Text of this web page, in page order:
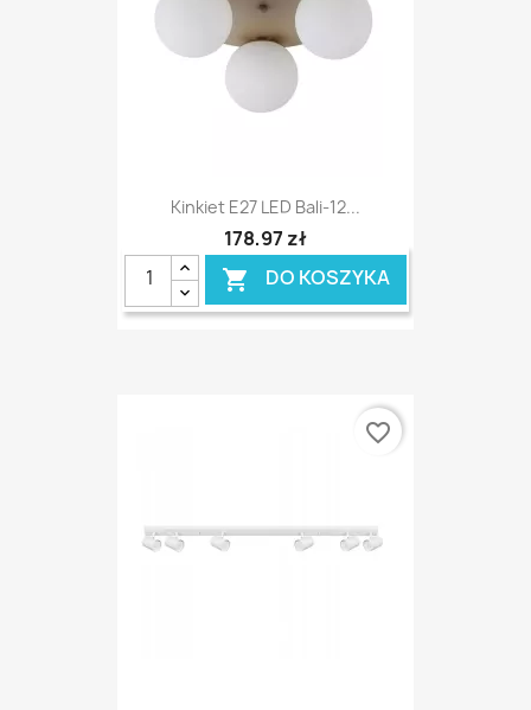
Kinkiet E27 LED Bali-12...
178,97 zł
 DO KOSZYKA
favorite_border